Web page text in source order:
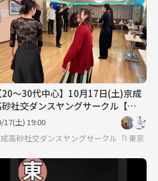
20〜30代中心】10月17日(土)京成
砂社交ダンスヤングサークル【初
🔰歓迎】
17(土) 19:00
高砂社交ダンスヤングサークル『HSDC』🔰
東京